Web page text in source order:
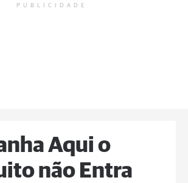
PUBLICIDADE
Aqui o
não Entra